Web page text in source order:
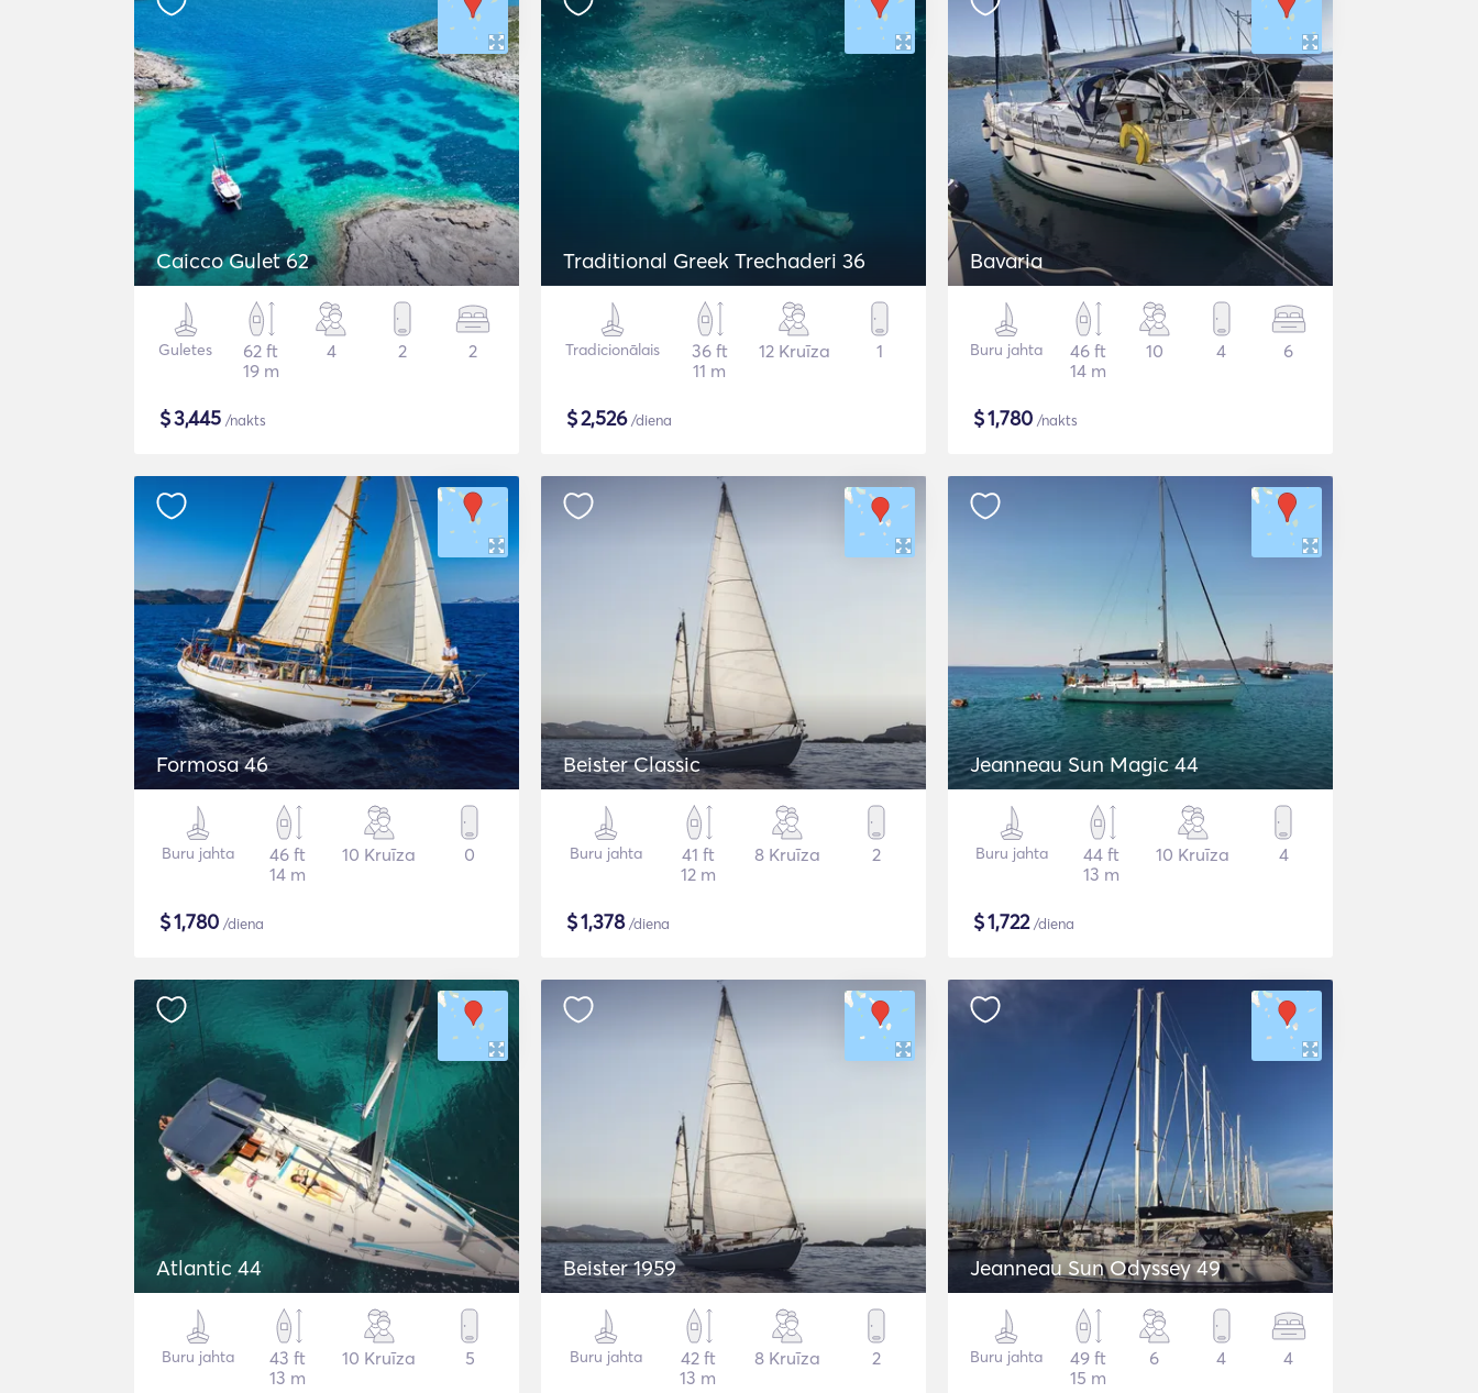
Caicco Gulet 62
Guletes
62 ft
19 m
4 2 2
$3,445 /nakts
Traditional Greek Trechaderi 36
Tradicionālais
36 ft
11 m
12 Kruīza 1
$2,526/diena
Bavaria
Buru jahta
46 ft
14 m
10 4 6
$1,780 /nakts
Formosa 46
Buru jahta
46 ft
14 m
10 Kruīza 0
$1,780 /diena
Beister Classic
Buru jahta
41 ft
12 m
8 Kruīza 2
$1,378/diena
Jeanneau Sun Magic 44
Buru jahta
44 ft
13 m
10 Kruīza 4
$1,722/diena
Atlantic 44
Buru jahta
43 ft
13 m
10 Kruīza 5
Beister 1959
Buru jahta
42 ft
13 m
8 Kruīza 2
Jeanneau Sun Odyssey 49
Buru jahta
49 ft
15 m
6 4 4